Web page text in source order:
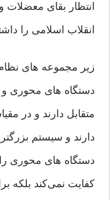
انتظار بقای‌ معضلات
انقلاب اسلامی‌ را
زير مجموعه های‌
دستگاه های‌ محور‌ی‌ و
متقابل دارند و در
دارند و سيستم
دستگاه های‌ محوری‌
كفايت نمی‌كند بلكه